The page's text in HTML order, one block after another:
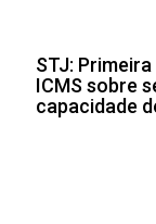
STJ:
ICMS sobre
capacidade